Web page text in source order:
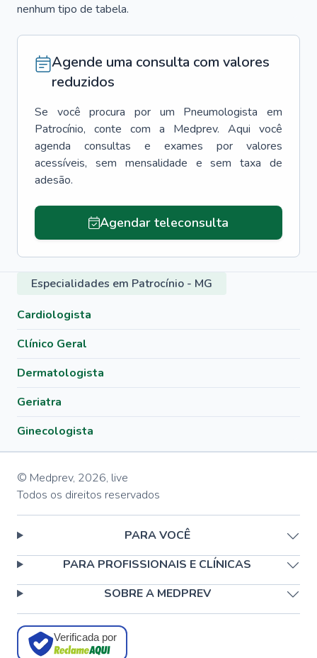
nenhum tipo de tabela.
Agende uma consulta com valores
reduzidos
Se você procura por um Pneumologista
em
Patrocínio, conte com a Medprev. Aqui você
agenda consultas e exames por valores
acessíveis, sem mensalidade e sem taxa de
adesão.
Agendar teleconsulta
Especialidades em Patrocínio - MG
Cardiologista
Clínico Geral
Dermatologista
Geriatra
Ginecologista
© Medprev, 2026, live
Todos os direitos reservados
PARA VOCÊ
PARA PROFISSIONAIS E CLÍNICAS
SOBRE A MEDPREV
Verificada por